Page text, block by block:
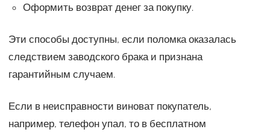
Оформить возврат денег за покупку.
Эти способы доступны, если поломка оказалась
следствием заводского брака и признана
гарантийным случаем.
Если в неисправности виноват покупатель,
например, телефон упал, то в бесплатном